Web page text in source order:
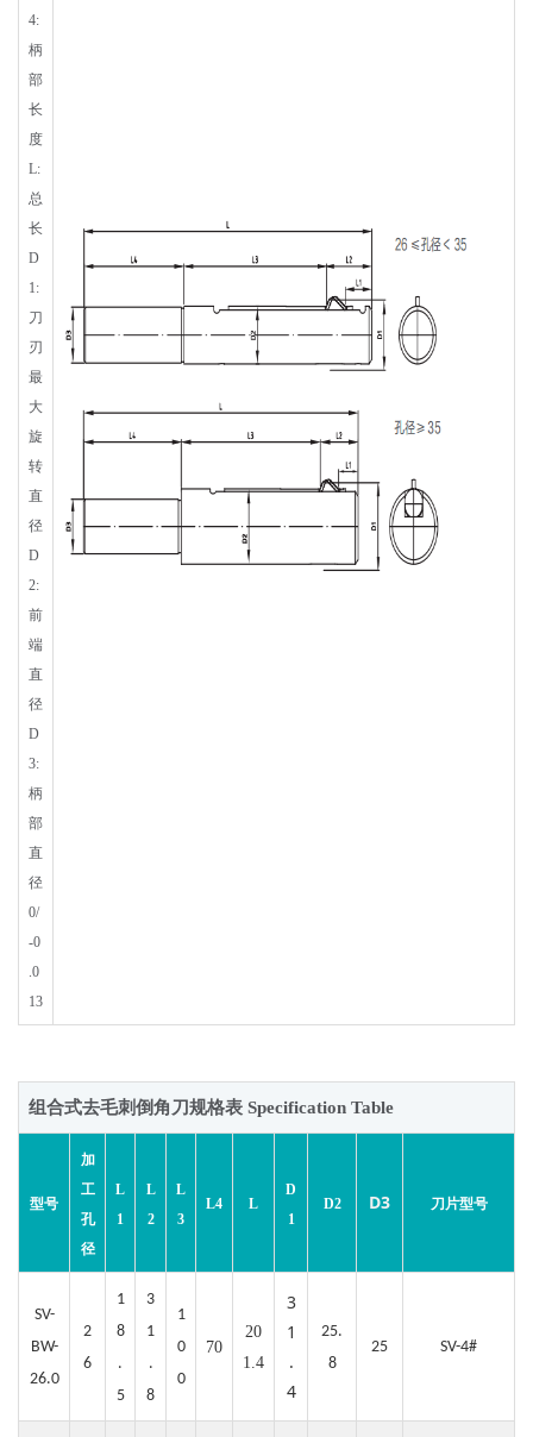
4:
柄
部
长
度
L:
总
长
D
1:
刀
刃
最
大
旋
转
直
径
D
2:
前
端
直
径
D
3:
柄
部
直
径
0/
-0
.0
13
组合式去毛刺倒角刀规格表 Specification Table
型号
加
工
孔
径
L
1
L
2
L
3
L4 L
D
1
D2 D3 刀片型号
SV-
BW-
26.0
2
6
1
8
.
5
3
1
.
8
1
0
0
70
20
1.4
3
1
.
4
25.
8
25 SV-4#